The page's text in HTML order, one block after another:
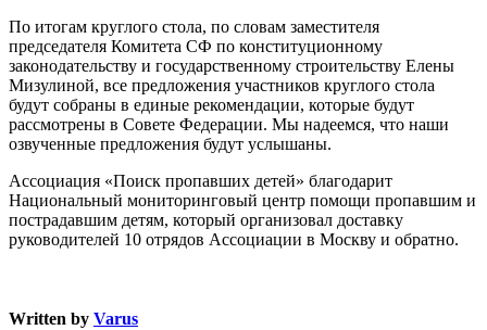
По итогам круглого стола, по словам заместителя
председателя Комитета СФ по конституционному
законодательству и государственному строительству Елены
Мизулиной, все предложения участников круглого стола
будут собраны в единые рекомендации, которые будут
рассмотрены в Совете Федерации. Мы надеемся, что наши
озвученные предложения будут услышаны.
Ассоциация «Поиск пропавших детей» благодарит
Национальный мониторинговый центр помощи пропавшим и
пострадавшим детям, который организовал доставку
руководителей 10 отрядов Ассоциации в Москву и обратно.
Written by Varus